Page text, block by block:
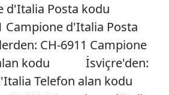
d'Italia Posta kodu
Campione d'Italia Posta
CH-6911 Campione
alan kodu İsviçre'den:
Telefon alan kodu